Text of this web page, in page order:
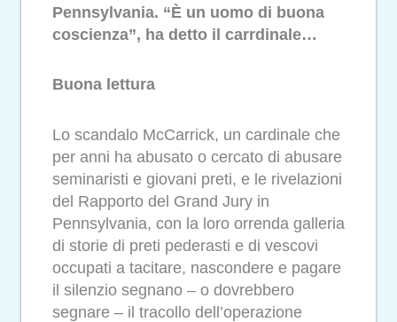
Pennsylvania. “È un uomo di buona
coscienza”, ha detto il carrdinale…
Buona lettura
Lo scandalo McCarrick, un cardinale che
per anni ha abusato o cercato di abusare
seminaristi e giovani preti, e le rivelazioni
del Rapporto del Grand Jury in
Pennsylvania, con la loro orrenda galleria
di storie di preti pederasti e di vescovi
occupati a tacitare, nascondere e pagare
il silenzio segnano – o dovrebbero
segnare – il tracollo dell’operazione